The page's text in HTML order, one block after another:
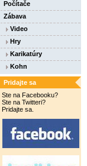
Počítače
Zábava
Video
Hry
Karikatúry
Kohn
Pridajte sa
Ste na Facebooku?
Ste na Twitteri?
Pridajte sa.